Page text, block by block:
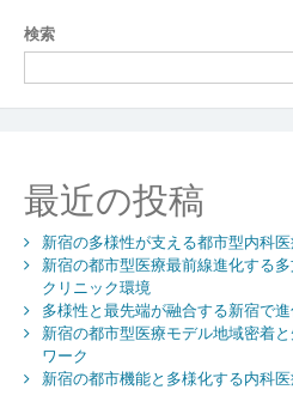
多
彩
な
ニ
ー
ズ
に
応
検索
最近の投稿
新宿の多様性が支える都市型内科
新宿の都市型医療最前線進化する
クリニック環境
多様性と最先端が融合する新宿で
新宿の都市型医療モデル地域密着
ワーク
新宿の都市機能と多様化する内科